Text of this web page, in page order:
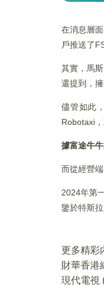
在消息層
戶推送了
其實，馬
還提到，
儘管如此
Robotaxi
據富途牛
而從經營
2024年第
鑒於特斯
更多精彩
財華香港
現代電視